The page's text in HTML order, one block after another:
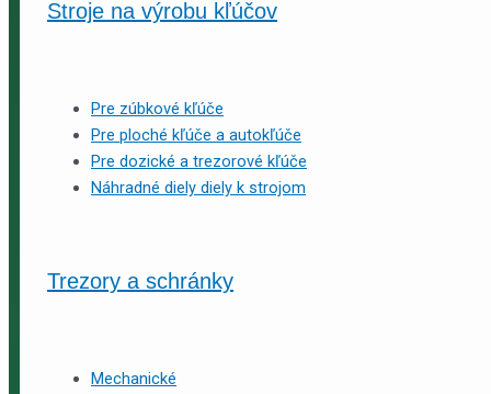
Stroje na výrobu kľúčov
Pre zúbkové kľúče
Pre ploché kľúče a autokľúče
Pre dozické a trezorové kľúče
Náhradné diely diely k strojom
Trezory a schránky
Mechanické